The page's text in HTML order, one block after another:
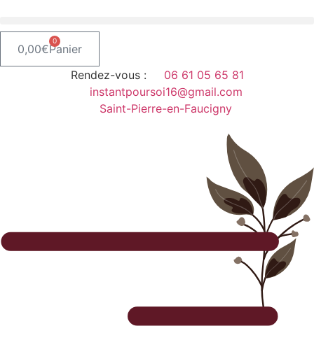
contenu
0,00€
0
Panier
Rendez-vous :
06 61 05 65 81
instantpoursoi16@gmail.com
Saint-Pierre-en-Faucigny